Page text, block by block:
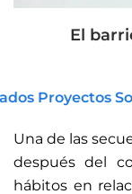
El
Proyectos
Una de las
después del
hábitos en